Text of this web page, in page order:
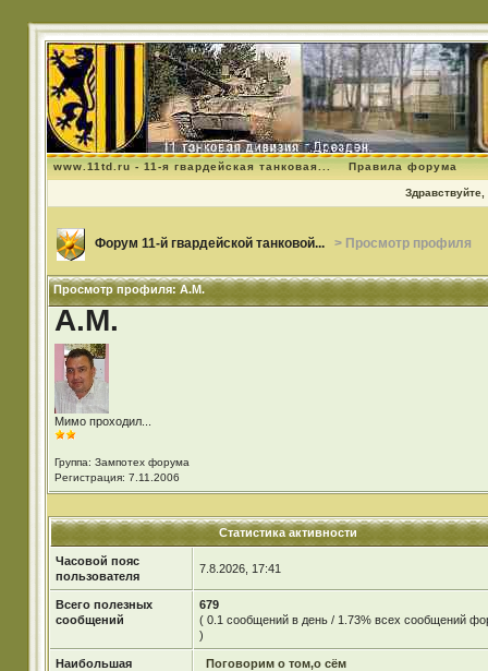
www.11td.ru - 11-я гвардейская танковая... Правила форума
Здравствуйте,
Форум 11-й гвардейской танковой... > Просмотр профиля
Просмотр профиля: А.М.
А.М.
Мимо проходил...
Группа: Зампотех форума
Регистрация: 7.11.2006
Статистика активности
Часовой пояс
пользователя
7.8.2026, 17:41
Всего полезных
сообщений
679
( 0.1 сообщений в день / 1.73% всех сообщений
)
Наибольшая
Поговорим о том,о сём